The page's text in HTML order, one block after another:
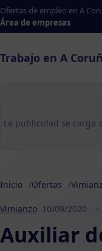
Ofertas de empleo en A
Área de empresas
Trabajo en A
La publicidad se carga
Inicio Ofertas
Vimianzo 10/09/2020 -
Auxiliar